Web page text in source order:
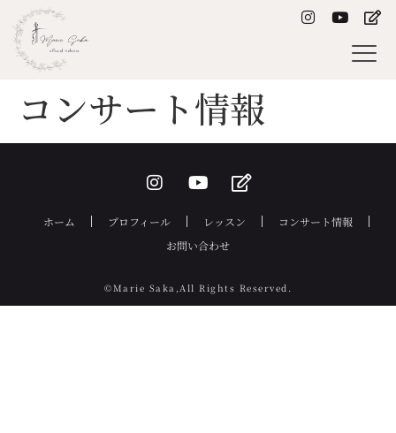
コンサート情報
ホーム プロフィール レッスン
コンサート情報
お問い合わせ
©Marie Saka,All Rights Reserved.